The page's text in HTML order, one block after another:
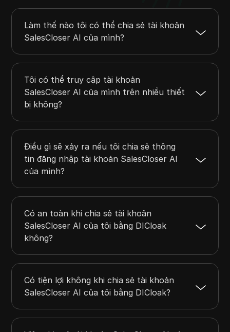
Làm thế nào tôi có thể chia sẻ tài khoản
SalesCloser AI của mình?
Tôi có thể truy cập tài khoản
SalesCloser AI của mình trên nhiều thiết
bị không?
Điều gì sẽ xảy ra nếu tôi chia sẻ thông
tin đăng nhập tài khoản SalesCloser AI
của mình?
Có an toàn khi chia sẻ tài khoản
SalesCloser AI của tôi bằng DICloak
không?
Có tiện lợi không khi chia sẻ tài khoản
SalesCloser AI của tôi bằng DICloak?